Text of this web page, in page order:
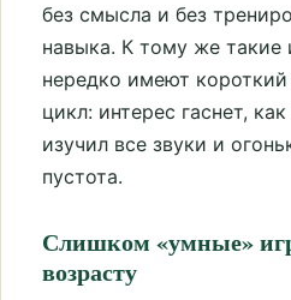
без смысла и без
навыка. К тому же такие
нередко имеют
цикл: интерес гаснет,
изучил все звуки и
пустота.
Слишком «умные»
возрасту